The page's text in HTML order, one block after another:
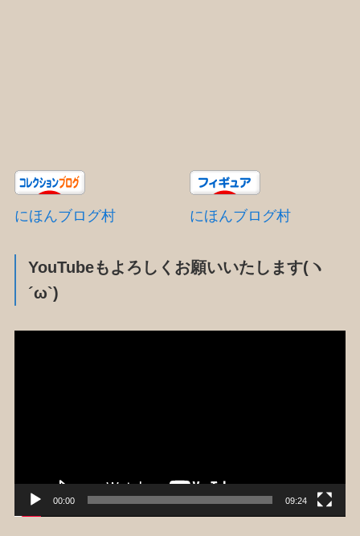
にほんブログ村 にほんブログ村
YouTubeもよろしくお願いいたします(ヽ
´ω`)
00:00 09:24